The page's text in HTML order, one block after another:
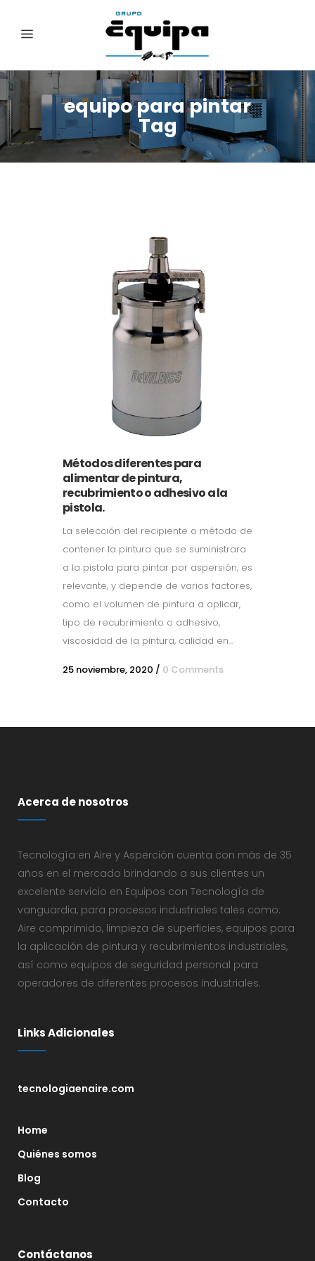
equipo para pintar
Tag
Métodos diferentes para
alimentar de pintura,
recubrimiento o adhesivo a la
pistola.
La selección del recipiente o método de
contener la pintura que se suministrara
a la pistola para pintar por aspersión, es
relevante, y depende de varios factores,
como el volumen de pintura a aplicar,
tipo de recubrimiento o adhesivo,
viscosidad de la pintura, calidad en...
25 noviembre, 2020 / 0 Comments
Acerca de nosotros
Tecnología en Aire y Asperción cuenta con más de 35
años en el mercado brindando a sus clientes un
excelente servicio en Equipos con Tecnología de
vanguardia, para procesos industriales tales como:
Aire comprimido, limpieza de superficies, equipos para
la aplicación de pintura y recubrimientos industriales,
así como equipos de seguridad personal para
operadores de diferentes procesos industriales.
Links Adicionales
tecnologiaenaire.com
Home
Quiénes somos
Blog
Contacto
Contáctanos